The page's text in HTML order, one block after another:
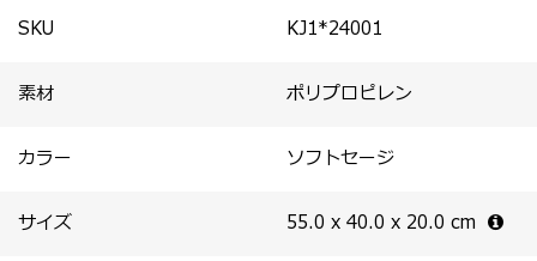
をご使用になる場合は、中性洗剤をお使いください。乾燥
SKU KJ1*24001
素材 ポリプロピレン
カラー ソフトセージ
サイズ 55.0 x 40.0 x 20.0 cm